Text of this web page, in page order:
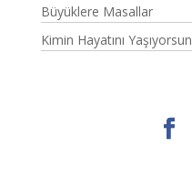
Büyüklere Masallar
Kimin Hayatını Yaşıyorsun